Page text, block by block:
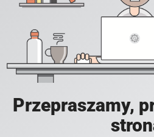
Przepraszamy,